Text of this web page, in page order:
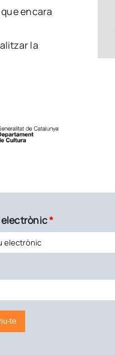
encara
la
electrònic*
te